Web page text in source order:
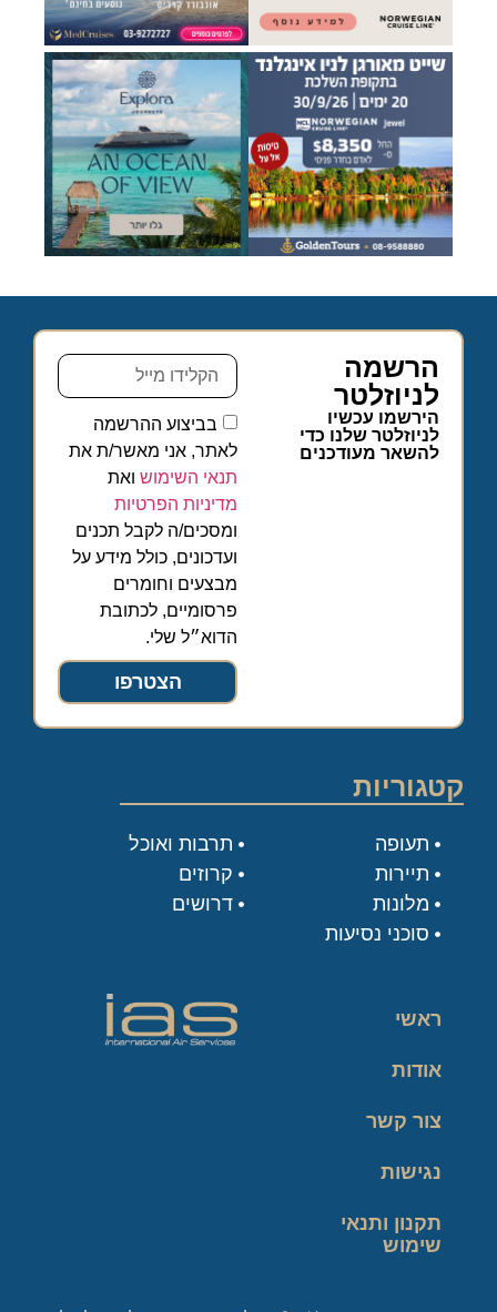
הרשמה
לניוזלטר
הירשמו עכשיו
לניוזלטר שלנו כדי
להשאר מעודכנים
בביצוע ההרשמה
לאתר, אני מאשר/ת את
תנאי השימוש ואת
מדיניות הפרטיות
ומסכים/ה לקבל תכנים
ועדכונים, כולל מידע על
מבצעים וחומרים
פרסומיים, לכתובת
הדוא״ל שלי.
הצטרפו
קטגוריות
תעופה
תיירות
מלונות
סוכני נסיעות
תרבות ואוכל
קרוזים
דרושים
ראשי
אודות
צור קשר
נגישות
תקנון ותנאי
שימוש